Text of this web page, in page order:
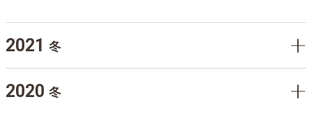
2021 冬
2020 冬